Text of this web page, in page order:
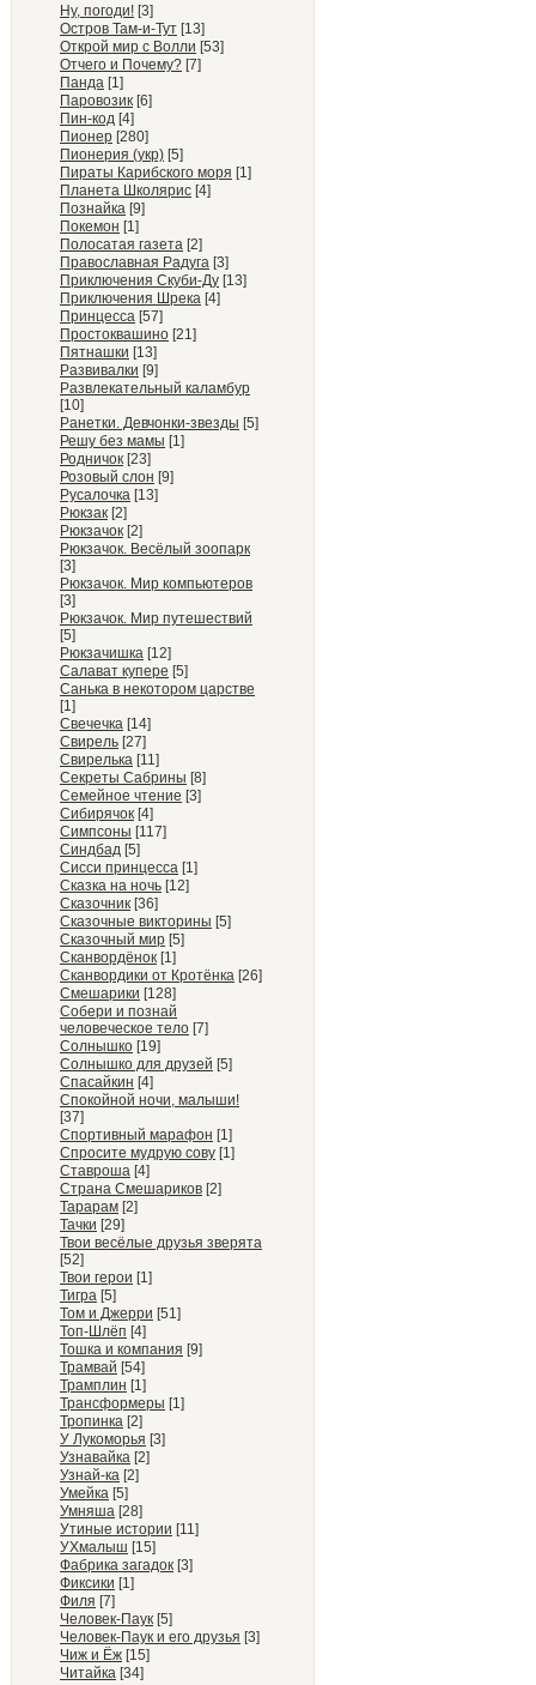
Ну, погоди! [3]
Остров Там-и-Тут [13]
Открой мир с Волли [53]
Отчего и Почему? [7]
Панда [1]
Паровозик [6]
Пин-код [4]
Пионер [280]
Пионерия (укр) [5]
Пираты Карибского моря [1]
Планета Школярис [4]
Познайка [9]
Покемон [1]
Полосатая газета [2]
Православная Радуга [3]
Приключения Скуби-Ду [13]
Приключения Шрека [4]
Принцесса [57]
Простоквашино [21]
Пятнашки [13]
Развивалки [9]
Развлекательный каламбур
[10]
Ранетки. Девчонки-звезды [5]
Решу без мамы [1]
Родничок [23]
Розовый слон [9]
Русалочка [13]
Рюкзак [2]
Рюкзачок [2]
Рюкзачок. Весёлый зоопарк
[3]
Рюкзачок. Мир компьютеров
[3]
Рюкзачок. Мир путешествий
[5]
Рюкзачишка [12]
Салават купере [5]
Санька в некотором царстве
[1]
Свечечка [14]
Свирель [27]
Свирелька [11]
Секреты Сабрины [8]
Семейное чтение [3]
Сибирячок [4]
Симпсоны [117]
Синдбад [5]
Сисси принцесса [1]
Сказка на ночь [12]
Сказочник [36]
Сказочные викторины [5]
Сказочный мир [5]
Сканвордёнок [1]
Сканвордики от Кротёнка [26]
Смешарики [128]
Собери и познай
человеческое тело [7]
Солнышко [19]
Солнышко для друзей [5]
Спасайкин [4]
Спокойной ночи, малыши!
[37]
Спортивный марафон [1]
Спросите мудрую сову [1]
Ставроша [4]
Страна Смешариков [2]
Тарарам [2]
Тачки [29]
Твои весёлые друзья зверята
[52]
Твои герои [1]
Тигра [5]
Том и Джерри [51]
Топ-Шлёп [4]
Тошка и компания [9]
Трамвай [54]
Трамплин [1]
Трансформеры [1]
Тропинка [2]
У Лукоморья [3]
Узнавайка [2]
Узнай-ка [2]
Умейка [5]
Умняша [28]
Утиные истории [11]
УХмалыш [15]
Фабрика загадок [3]
Фиксики [1]
Филя [7]
Человек-Паук [5]
Человек-Паук и его друзья [3]
Чиж и Ёж [15]
Читайка [34]